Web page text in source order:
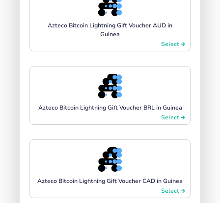
Azteco Bitcoin Lightning Gift Voucher AUD in
Guinea
Select
Azteco Bitcoin Lightning Gift Voucher BRL in Guinea
Select
Azteco Bitcoin Lightning Gift Voucher CAD in Guinea
Select